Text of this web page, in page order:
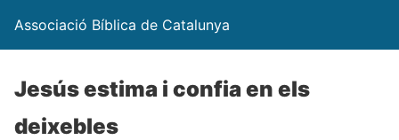
Associació Bíblica de Catalunya
Jesús estima i confia en els
deixebles